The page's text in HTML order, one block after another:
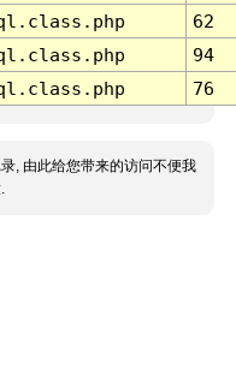
62
94
76
, 由此给您带来的访问不便我